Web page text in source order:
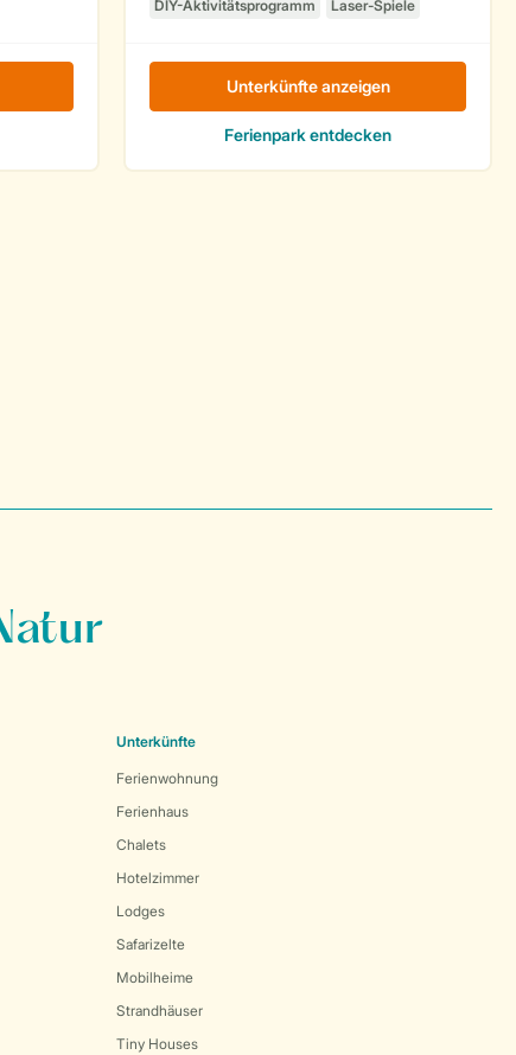
Unterkünfte
Ferienwohnung
Ferienhaus
Chalets
Hotelzimmer
Lodges
Safarizelte
Mobilheime
Strandhäuser
Tiny Houses